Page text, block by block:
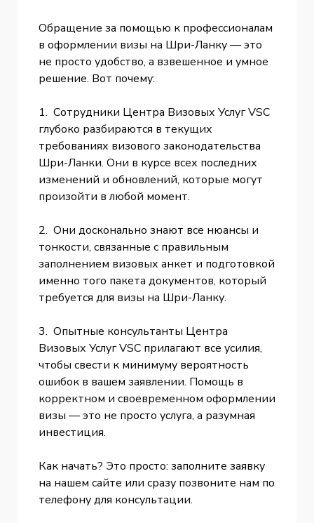
Обращение за помощью к профессионалам
в оформлении визы на Шри-Ланку — это
не просто удобство, а взвешенное и умное
решение. Вот почему:
1. Сотрудники Центра Визовых Услуг VSC
глубоко разбираются в текущих
требованиях визового законодательства
Шри-Ланки. Они в курсе всех последних
изменений и обновлений, которые могут
произойти в любой момент.
2. Они досконально знают все нюансы и
тонкости, связанные с правильным
заполнением визовых анкет и подготовкой
именно того пакета документов, который
требуется для визы на Шри-Ланку.
3. Опытные консультанты Центра
Визовых Услуг VSC прилагают все усилия,
чтобы свести к минимуму вероятность
ошибок в вашем заявлении. Помощь в
корректном и своевременном оформлении
визы — это не просто услуга, а разумная
инвестиция.
Как начать? Это просто: заполните заявку
на нашем сайте или сразу позвоните нам по
телефону для консультации.